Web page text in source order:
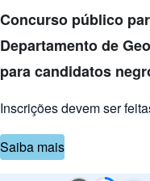
Concurso público
Departamento de
para candidatos
Inscrições devem ser
Saiba mais